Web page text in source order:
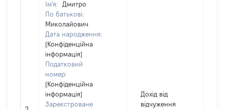
Ім'я:
Дмитро
По батькові:
Миколайович
Дата народження:
[Конфіденційна
інформація]
Податковий
номер:
[Конфіденційна
інформація]
Зареєстроване
Дохід від
відчуження